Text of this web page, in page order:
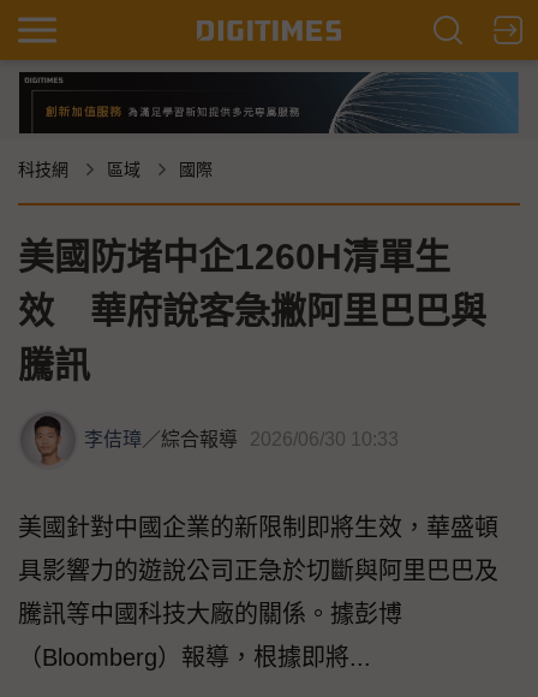
科技網 區域 國際
美國防堵中企1260H清單生
效 華府說客急撇阿里巴巴與
騰訊
李佶璋／綜合報導 2026/06/30 10:33
美國針對中國企業的新限制即將生效，華盛頓
具影響力的遊說公司正急於切斷與阿里巴巴及
騰訊等中國科技大廠的關係。據彭博
（Bloomberg）報導，根據即將...